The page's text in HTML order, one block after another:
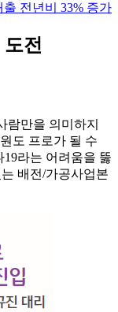
전년비 33% 증가
전
람만을 의미하지
도 프로가 될 수
라는 어려움을 뚫
배전/가공사업본